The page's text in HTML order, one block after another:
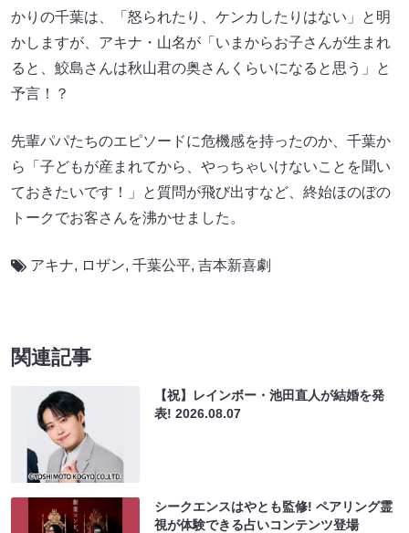
かりの千葉は、「怒られたり、ケンカしたりはない」と明
かしますが、アキナ・山名が「いまからお子さんが生まれ
ると、鮫島さんは秋山君の奥さんくらいになると思う」と
予言！？
先輩パパたちのエピソードに危機感を持ったのか、千葉か
ら「子どもが産まれてから、やっちゃいけないことを聞い
ておきたいです！」と質問が飛び出すなど、終始ほのぼの
トークでお客さんを沸かせました。
アキナ, ロザン, 千葉公平, 吉本新喜劇
関連記事
【祝】レインボー・池田直人が結婚を発
表!2026.08.07
シークエンスはやとも監修! ペアリング霊
視が体験できる占いコンテンツ登場